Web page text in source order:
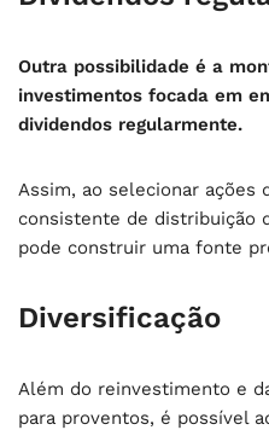
Outra possibilidade é a
investimentos focada em
dividendos regularmente.
Assim, ao selecionar ações
consistente de distribuição
pode construir uma fonte
Diversificação
Além do reinvestimento e
para proventos, é possível